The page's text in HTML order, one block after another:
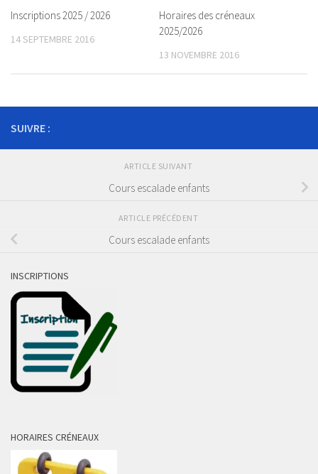
Inscriptions 2025 / 2026
14 SEPTEMBRE 2016
Horaires des créneaux
2025/2026
13 NOVEMBRE 2016
SUIVRE :
ARTICLE SUIVANT
Cours escalade enfants
ARTICLE PRÉCÉDENT
Cours escalade enfants
INSCRIPTIONS
HORAIRES CRÉNEAUX